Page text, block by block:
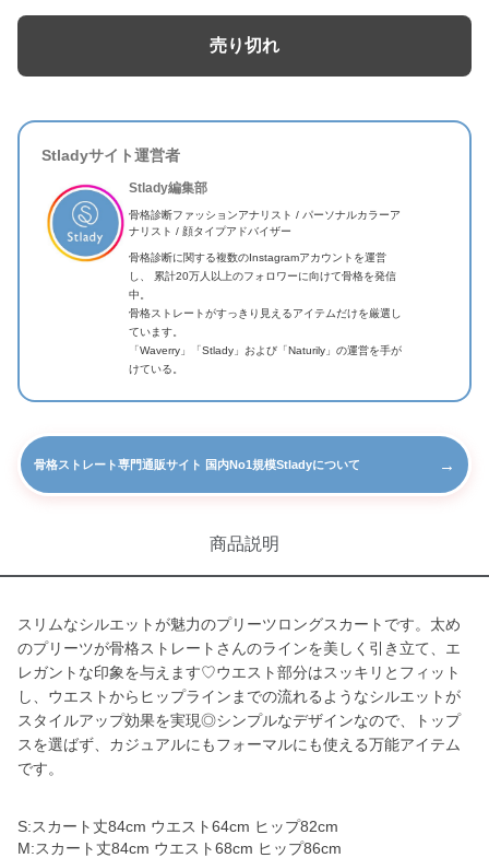
売り切れ
Stladyサイト運営者
Stlady編集部
骨格診断ファッションアナリスト / パーソナルカラーア
ナリスト / 顔タイプアドバイザー
骨格診断に関する複数のInstagramアカウントを運営
し、 累計20万人以上のフォロワーに向けて骨格を発信
中。
骨格ストレートがすっきり見えるアイテムだけを厳選し
ています。
「Waverry」「Stlady」および「Naturily」の運営を手が
けている。
骨格ストレート専門通販サイト 国内No1規模Stladyについて →
商品説明
スリムなシルエットが魅力のプリーツロングスカートです。太め
のプリーツが骨格ストレートさんのラインを美しく引き立て、エ
レガントな印象を与えます♡ウエスト部分はスッキリとフィット
し、ウエストからヒップラインまでの流れるようなシルエットが
スタイルアップ効果を実現◎シンプルなデザインなので、トップ
スを選ばず、カジュアルにもフォーマルにも使える万能アイテム
です。
S:スカート丈84cm ウエスト64cm ヒップ82cm
M:スカート丈84cm ウエスト68cm ヒップ86cm